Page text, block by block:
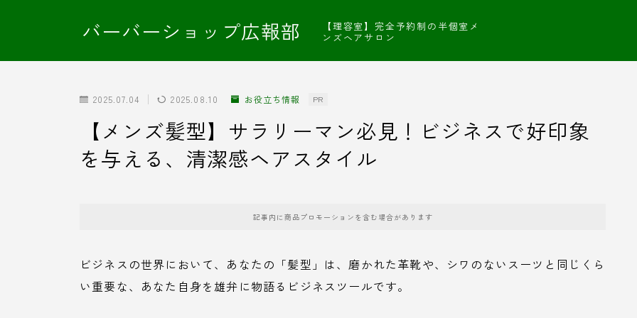
バーバーショップ広報部
【理容室】完全予約制の半個室メ
ンズヘアサロン
2025.07.04 2025.08.10 お役立ち情報 PR
【メンズ髪型】サラリーマン必見！ビジネスで好印象
を与える、清潔感ヘアスタイル
記事内に商品プロモーションを含む場合があります
ビジネスの世界において、あなたの「髪型」は、磨かれた革靴や、シワのないスーツと同じくら
い重要な、あなた自身を雄弁に物語るビジネスツールです。